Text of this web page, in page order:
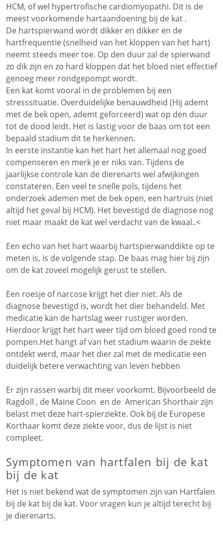
HCM, of wel hypertrofische cardiomyopathi. Dit is de
meest voorkomende hartaandoening bij de kat .
De hartspierwand wordt dikker en dikker en de
hartfrequentie (snelheid van het kloppen van het hart)
neemt steeds meer toe. Op den duur zal de spierwand
zo dik zijn en zo hard kloppen dat het bloed niet effectief
genoeg meer rondgepompt wordt.
Een kat komt vooral in de problemen bij een
stresssituatie. Overduidelijke benauwdheid (Hij ademt
met de bek open, ademt geforceerd) wat op den duur
tot de dood leidt. Het is lastig voor de baas om tot een
bepaald stadium dit te herkennen.
In eerste instantie kan het hart het allemaal nog goed
compenseren en merk je er niks van. Tijdens de
jaarlijkse controle kan de dierenarts wel afwijkingen
constateren. Een veel te snelle pols, tijdens het
onderzoek ademen met de bek open, een hartruis (niet
altijd het geval bij HCM). Het bevestigd de diagnose nog
niet maar maakt de kat wel verdacht van de kwaal..<
Een echo van het hart waarbij hartspierwanddikte op te
meten is, is de volgende stap. De baas mag hier bij zijn
om de kat zoveel mogelijk gerust te stellen.
Een roesje of narcose krijgt het dier niet. Als de
diagnose bevestigd is, wordt het dier behandeld. Met
medicatie kan de hartslag weer rustiger worden.
Hierdoor krijgt het hart weer tijd om bloed goed rond te
pompen.Het hangt af van het stadium waarin de ziekte
ontdekt werd, maar het dier zal met de medicatie een
duidelijk betere verwachting van leven hebben
Er zijn rassen warbij dit meer voorkomt. Bijvoorbeeld de
Ragdoll , de Maine Coon en de American Shorthair zijn
belast met deze hart-spierziekte. Ook bij de Europese
Korthaar komt deze ziekte voor, dus de lijst is niet
compleet.
Symptomen van hartfalen bij de kat
bij de kat
Het is niet bekend wat de symptomen zijn van Hartfalen
bij de kat bij de kat. Voor vragen kun je altijd terecht bij
je dierenarts.